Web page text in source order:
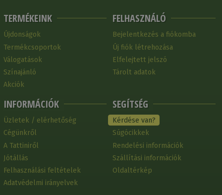
TERMÉKEINK
Újdonságok
Termékcsoportok
Válogatások
Színajánló
Akciók
INFORMÁCIÓK
Üzletek / elérhetőség
Cégünkről
A Tattiniről
Jótállás
Felhasználási feltételek
Adatvédelmi irányelvek
FELHASZNÁLÓ
Bejelentkezés a fiókomba
Új fiók létrehozása
Elfelejtett jelszó
Tárolt adatok
SEGÍTSÉG
Kérdése van?
Súgócikkek
Rendelési információk
Szállítási információk
Oldaltérkép